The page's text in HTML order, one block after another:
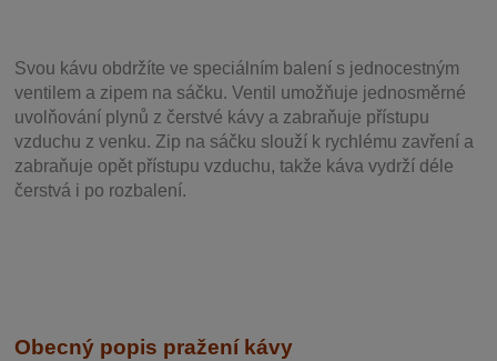
Svou kávu obdržíte ve speciálním balení s jednocestným
ventilem a zipem na sáčku. Ventil umožňuje jednosměrné
uvolňování plynů z čerstvé kávy a zabraňuje přístupu
vzduchu z venku. Zip na sáčku slouží k rychlému zavření a
zabraňuje opět přístupu vzduchu, takže káva vydrží déle
čerstvá i po rozbalení.
Obecný popis pražení kávy